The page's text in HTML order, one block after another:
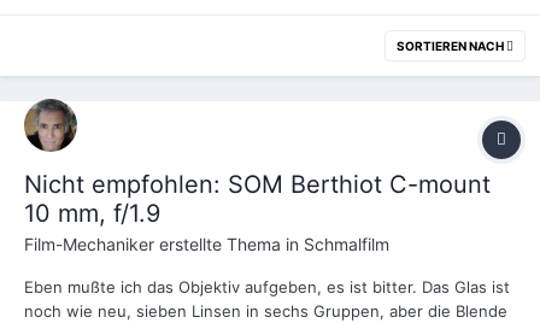
SORTIEREN NACH
Nicht empfohlen: SOM Berthiot C-mount
10 mm, f/1.9
Film-Mechaniker erstellte Thema in Schmalfilm
Eben mußte ich das Objektiv aufgeben, es ist bitter. Das Glas ist
noch wie neu, sieben Linsen in sechs Gruppen, aber die Blende